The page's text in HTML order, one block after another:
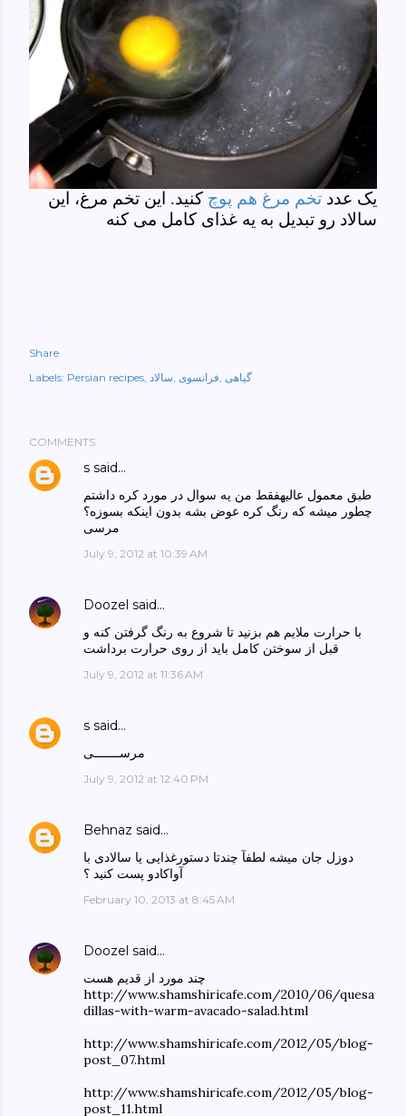
یک عدد تخم مرغ هم پوچ کنید. این تخم مرغ، این
سالاد رو تبدیل به یه غذای کامل می کنه
Share
Labels: Persian recipes سالاد فرانسوی گیاهی
COMMENTS
s said…
طبق معمول عالیهفقط من یه سوال در مورد کره داشتم
چطور میشه که رنگ کره عوض بشه بدون اینکه بسوزه؟
مرسی
July 9, 2012 at 10:39 AM
Doozel said…
با حرارت ملایم هم بزنید تا شروع به رنگ گرفتن کنه و
قبل از سوختن کامل باید از روی حرارت برداشت
July 9, 2012 at 11:36 AM
s said…
مرســـــــی
July 9, 2012 at 12:40 PM
Behnaz said…
دوزل جان میشه لطفآ چندتا دستورغذایی یا سالادی با
آواکادو پست کنید ؟
February 10, 2013 at 8:45 AM
Doozel said…
چند مورد از قدیم هست
http://www.shamshiricafe.com/2010/06/quesa
dillas-with-warm-avacado-salad.html
http://www.shamshiricafe.com/2012/05/blog-
post_07.html
http://www.shamshiricafe.com/2012/05/blog-
post_11.html